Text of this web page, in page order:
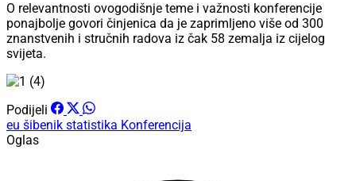
O relevantnosti ovogodišnje teme i važnosti konferencije
ponajbolje govori činjenica da je zaprimljeno više od 300
znanstvenih i stručnih radova iz čak 58 zemalja iz cijelog
svijeta.
Podijeli
eu šibenik statistika Konferencija
Oglas